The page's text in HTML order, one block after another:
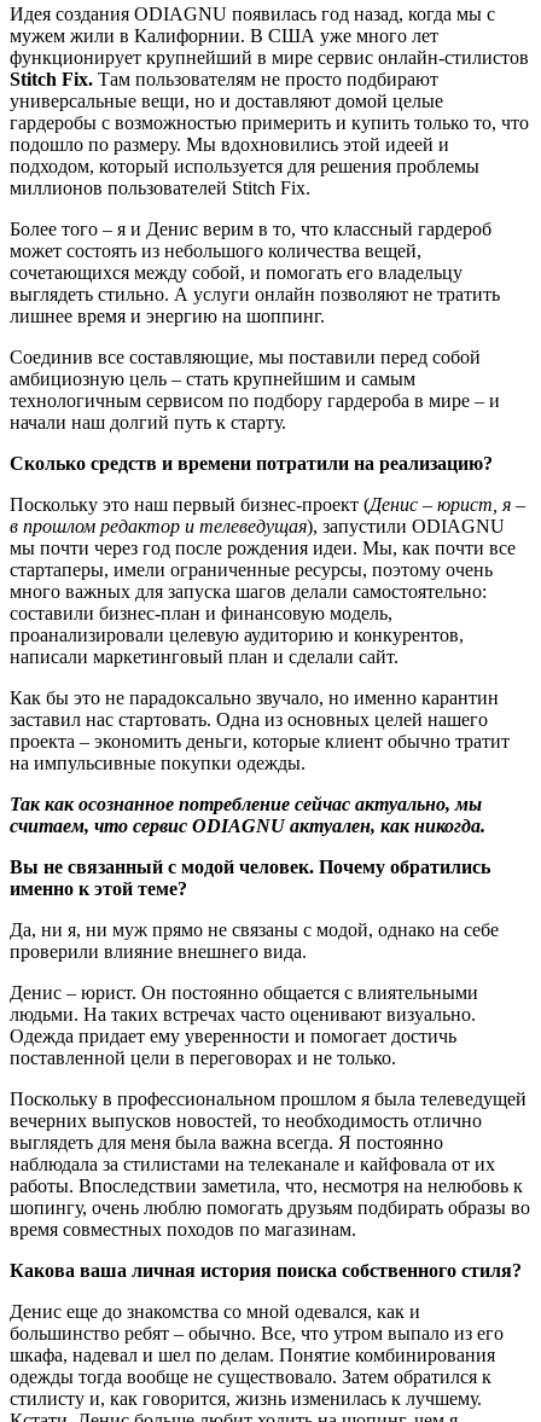
Идея создания ODIAGNU появилась год назад, когда мы с
мужем жили в Калифорнии. В США уже много лет
функционирует крупнейший в мире сервис онлайн-стилистов
Stitch Fix. Там пользователям не просто подбирают
универсальные вещи, но и доставляют домой целые
гардеробы с возможностью примерить и купить только то, что
подошло по размеру. Мы вдохновились этой идеей и
подходом, который используется для решения проблемы
миллионов пользователей Stitch Fix.
Более того – я и Денис верим в то, что классный гардероб
может состоять из небольшого количества вещей,
сочетающихся между собой, и помогать его владельцу
выглядеть стильно. А услуги онлайн позволяют не тратить
лишнее время и энергию на шоппинг.
Соединив все составляющие, мы поставили перед собой
амбициозную цель – стать крупнейшим и самым
технологичным сервисом по подбору гардероба в мире – и
начали наш долгий путь к старту.
Сколько средств и времени потратили на реализацию?
Поскольку это наш первый бизнес-проект (Денис – юрист, я –
в прошлом редактор и телеведущая), запустили ODIAGNU
мы почти через год после рождения идеи. Мы, как почти все
стартаперы, имели ограниченные ресурсы, поэтому очень
много важных для запуска шагов делали самостоятельно:
составили бизнес-план и финансовую модель,
проанализировали целевую аудиторию и конкурентов,
написали маркетинговый план и сделали сайт.
Как бы это не парадоксально звучало, но именно карантин
заставил нас стартовать. Одна из основных целей нашего
проекта – экономить деньги, которые клиент обычно тратит
на импульсивные покупки одежды.
Так как осознанное потребление сейчас актуально, мы
считаем, что сервис ODIAGNU актуален, как никогда.
Вы не связанный с модой человек. Почему обратились
именно к этой теме?
Да, ни я, ни муж прямо не связаны с модой, однако на себе
проверили влияние внешнего вида.
Денис – юрист. Он постоянно общается с влиятельными
людьми. На таких встречах часто оценивают визуально.
Одежда придает ему уверенности и помогает достичь
поставленной цели в переговорах и не только.
Поскольку в профессиональном прошлом я была телеведущей
вечерних выпусков новостей, то необходимость отлично
выглядеть для меня была важна всегда. Я постоянно
наблюдала за стилистами на телеканале и кайфовала от их
работы. Впоследствии заметила, что, несмотря на нелюбовь к
шопингу, очень люблю помогать друзьям подбирать образы во
время совместных походов по магазинам.
Какова ваша личная история поиска собственного стиля?
Денис еще до знакомства со мной одевался, как и
большинство ребят – обычно. Все, что утром выпало из его
шкафа, надевал и шел по делам. Понятие комбинирования
одежды тогда вообще не существовало. Затем обратился к
стилисту и, как говорится, жизнь изменилась к лучшему.